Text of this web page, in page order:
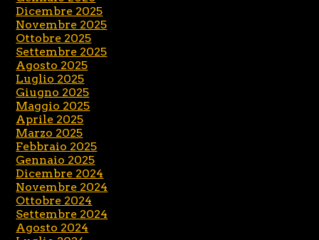
Dicembre 2025
Novembre 2025
Ottobre 2025
Settembre 2025
Agosto 2025
Luglio 2025
Giugno 2025
Maggio 2025
Aprile 2025
Marzo 2025
Febbraio 2025
Gennaio 2025
Dicembre 2024
Novembre 2024
Ottobre 2024
Settembre 2024
Agosto 2024